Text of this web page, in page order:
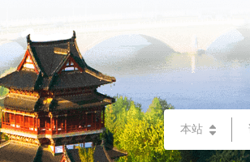
本站